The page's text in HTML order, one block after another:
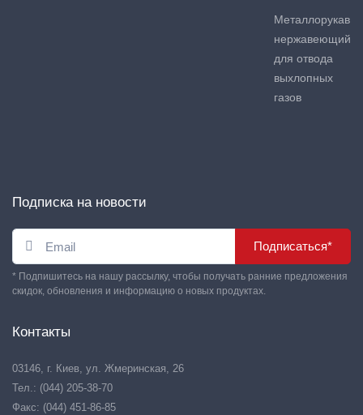
Металлорукав
нержавеющий
для отвода
выхлопных
газов
Подписка на новости
Подписаться*
* Подпишитесь на нашу рассылку, чтобы получать ранние предложения
скидок, обновления и информацию о новых продуктах.
Контакты
03146, г. Киев, ул. Жмеринская, 26
Тел.: (044) 205-38-70
Факс: (044) 451-86-85